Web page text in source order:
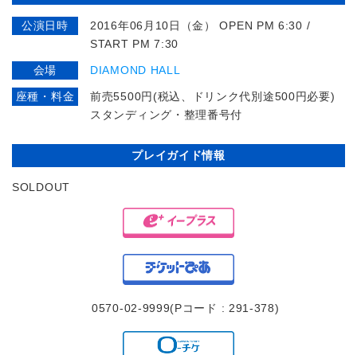
公演日時
2016年06月10日（金） OPEN PM 6:30 /
START PM 7:30
会場 DIAMOND HALL
座種・料金
前売5500円(税込、ドリンク代別途500円必要)
スタンディング・整理番号付
プレイガイド情報
SOLDOUT
0570-02-9999(Pコード : 291-378)